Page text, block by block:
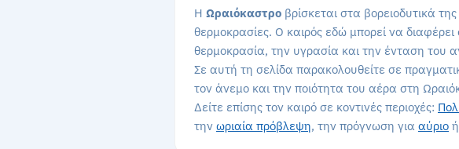
Η Ωραιόκαστρο βρίσκεται στα βορειοδυτικά
θερμοκρασίες. Ο καιρός εδώ μπορεί να
θερμοκρασία, την υγρασία και την ένταση του
Σε αυτή τη σελίδα παρακολουθείτε σε
τον άνεμο και την ποιότητα του αέρα στη
Δείτε επίσης τον καιρό σε κοντινές περιοχές:
την ωριαία πρόβλεψη, την πρόγνωση για αύριο